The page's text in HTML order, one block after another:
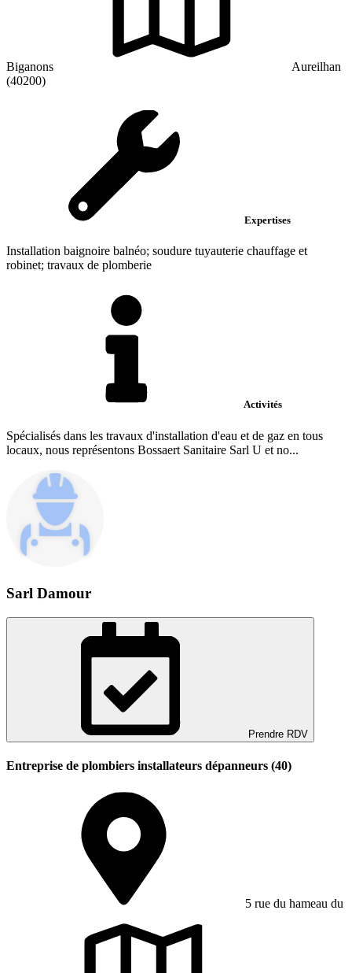
Biganons
Aureilhan
(40200)
Expertises
Installation baignoire balnéo; soudure tuyauterie chauffage et
robinet; travaux de plomberie
Activités
Spécialisés dans les travaux d'installation d'eau et de gaz en tous
locaux, nous représentons Bossaert Sanitaire Sarl U et no...
Sarl Damour
Prendre RDV
Entreprise de plombiers installateurs dépanneurs (40)
5 rue du hameau du